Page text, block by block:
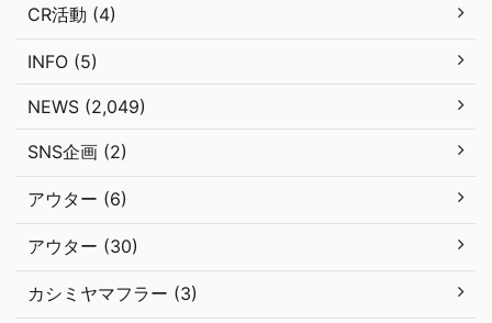
CR活動 (4)
INFO (5)
NEWS (2,049)
SNS企画 (2)
アウター (6)
アウター (30)
カシミヤマフラー (3)